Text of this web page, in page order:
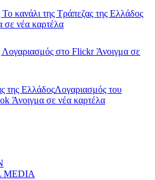
Το κανάλι της Τράπεζας της Ελλάδος
σε νέα καρτέλα
Λογαριασμός στο FlickrΆνοιγμα σε
της ΕλλάδοςΛογαριασμός του
Άνοιγμα σε νέα καρτέλα
MEDIA